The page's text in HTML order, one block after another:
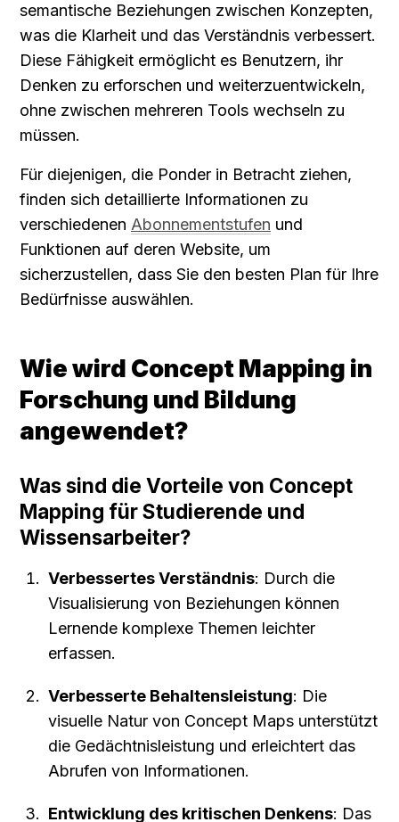
semantische Beziehungen zwischen Konzepten,
was die Klarheit und das Verständnis verbessert.
Diese Fähigkeit ermöglicht es Benutzern, ihr
Denken zu erforschen und weiterzuentwickeln,
ohne zwischen mehreren Tools wechseln zu
müssen.
Für diejenigen, die Ponder in Betracht ziehen,
finden sich detaillierte Informationen zu
verschiedenen Abonnementstufen und
Funktionen auf deren Website, um
sicherzustellen, dass Sie den besten Plan für Ihre
Bedürfnisse auswählen.
Wie wird Concept Mapping in
Forschung und Bildung
angewendet?
Was sind die Vorteile von Concept
Mapping für Studierende und
Wissensarbeiter?
Verbessertes Verständnis: Durch die
Visualisierung von Beziehungen können
Lernende komplexe Themen leichter
erfassen.
Verbesserte Behaltensleistung: Die
visuelle Natur von Concept Maps unterstützt
die Gedächtnisleistung und erleichtert das
Abrufen von Informationen.
Entwicklung des kritischen Denkens: Das